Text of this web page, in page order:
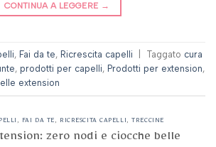
CONTINUA A LEGGERE →
, Fai da te, Ricrescita capelli Taggato cura
, prodotti per capelli, Prodotti per extension,
extension
, FAI DA TE, RICRESCITA CAPELLI, TRECCINE
zero nodi e ciocche belle